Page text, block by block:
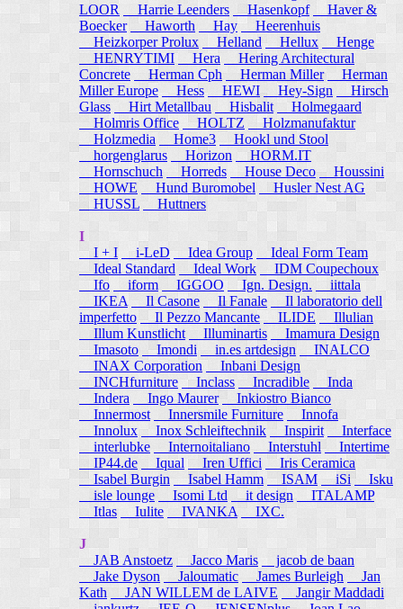
LOOR
Harrie Leenders Hasenkopf
Haver &
Boecker
Haworth Hay
Heerenhuis
Heizkorper Prolux
Helland Hellux
Henge
HENRYTIMI
Hera
Hering Architectural
Concrete
Herman Cph Herman Miller
Herman
Miller Europe
Hess HEWI Hey-Sign
Hirsch
Glass
Hirt Metallbau Hisbalit
Holmegaard
Holmris Office
HOLTZ
Holzmanufaktur
Holzmedia
Home3
Hookl und Stool
horgenglarus
Horizon
HORM.IT
Hornschuch
Horreds House Deco
Houssini
HOWE
Hund Buromobel
Husler Nest AG
HUSSL
Huttners
I
I + I
i-LeD Idea Group
Ideal Form Team
Ideal Standard
Ideal Work
IDM Coupechoux
Ifo
iform IGGOO Ign. Design.
iittala
IKEA
Il Casone Il Fanale
Il laboratorio dell
imperfetto
Il Pezzo Mancante ILIDE
Illulian
Illum Kunstlicht
Illuminartis
Imamura Design
Imasoto
Imondi in.es artdesign
INALCO
INAX Corporation
Inbani Design
INCHfurniture
Inclass Incradible
Inda
Indera
Ingo Maurer
Inkiostro Bianco
Innermost
Innersmile Furniture
Innofa
Innolux
Inox Schleiftechnik Inspirit
Interface
interlubke
Internoitaliano Interstuhl
Intertime
IP44.de
Iqual Iren Uffici
Iris Ceramica
Isabel Burgin
Isabel Hamm ISAM iSi Isku
isle lounge
Isomi Ltd it design
ITALAMP
Itlas
Iulite IVANKA IXC.
J
JAB Anstoetz
Jacco Maris
jacob de baan
Jake Dyson
Jaloumatic James Burleigh
Jan
Kath
JAN WILLEM de LAIVE
Jangir Maddadi